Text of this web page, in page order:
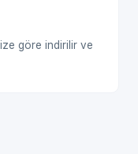
göre indirilir ve